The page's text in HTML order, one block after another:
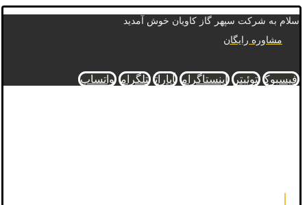
سلام به شرکت سپهر گاز کاویان خوش آمدید
مشاوره رایگان
فیسبوک توئیتر اینستاگرام آپارات تلگرام واتساپ